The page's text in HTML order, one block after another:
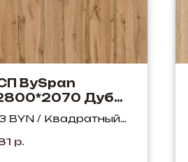
BySpan
Дуб
376 WML
BYN / Квадратный
р.